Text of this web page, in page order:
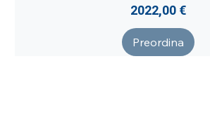
Prezzo
2022,00 €
Preordina